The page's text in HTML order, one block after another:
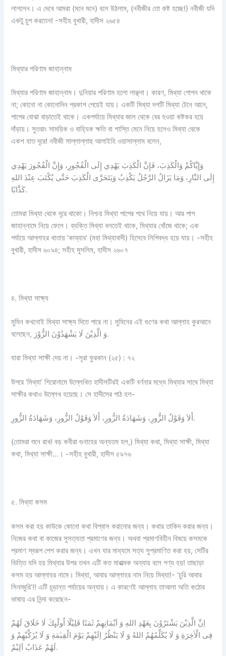
লাগলেন। এ দেখে আমরা (মনে মনে) বলে উঠলাম, (নবীজীর তো কষ্ট হচ্ছে!) নবীজী যদি
একটু চুপ করতেন! -সহীহ বুখারী, হাদীস ২৬৫৪
মিথ্যার পরিণাম জাহান্নাম
মিথ্যার পরিণাম জাহান্নাম। দুনিয়ার পরিণাম হলো লাঞ্ছনা। কারণ, মিথ্যা গোপন থাকে
না; কোনো না কোনোদিন প্রকাশ পেয়েই যায়। একটি মিথ্যা দশটি মিথ্যা টেনে আনে,
পাপের বোঝা বাড়াতেই থাকে। একপর্যায়ে মিথ্যার জাল থেকে বের হওয়া কষ্টকর হয়ে
দাঁড়ায়। সুতরাং সাময়িক ও বাহ্যিক ক্ষতি বা শাস্তি মেনে নিয়ে হলেও মিথ্যা থেকে
একশ হাত দূরে! নবীজী সাল্লাল্লাহু আলাইহি ওয়াসাল্লাম বলেন,
وَإِيَّاكُمْ وَالْكَذِبَ، فَإِنَّ الْكَذِبَ يَهْدِي إِلَى الْفُجُورِ، وَإِنَّ الْفُجُورَ يَهْدِي
إِلَى النَّارِ، وَمَا يَزَالُ الرَّجُلُ يَكْذِبُ وَيَتَحَرَّى الْكَذِبَ حَتَّى يُكْتَبَ عِنْدَ اللهِ
كَذَّابًا.
তোমরা মিথ্যা থেকে দূরে থাকো। নিশ্চয় মিথ্যা পাপের পথে নিয়ে যায়। আর পাপ
জাহান্নামে নিয়ে ফেলে। ব্যক্তি মিথ্যা বলতেই থাকে, মিথ্যার খোঁজে থাকে; এক
পর্যায়ে আল্লাহর খাতায় ‘কায্যাব’ (মহা মিথ্যাবাদী) হিসেবে লিপিবদ্ধ হয়ে যায়। -সহীহ
বুখারী, হাদীস ৬০৯৪; সহীহ মুসলিম, হাদীস ২৬০৭
৪. মিথ্যা সাক্ষ্য
মুমিন কখনোই মিথ্যা সাক্ষ্য দিতে পারে না। মুমিনের এই গুণের কথা আল্লাহ কুরআনে
বলেছেন, وَ الَّذِیْنَ لَا یَشْهَدُوْنَ الزُّوْرَ.
যারা মিথ্যা সাক্ষী দেয় না। -সূরা ফুরকান (২৫) : ৭২
উপরে ‘মিথ্যা’ শিরোনামে উল্লেখিত হাদীসটিরই একটি বর্ণনার মধ্যে মিথ্যার সাথে মিথ্যা
সাক্ষীর কথাও উল্লেখ হয়েছে। সে হাদীসের পাঠ হল-
أَلاَ وَقَوْلُ الزُّورِ، وَشَهَادَةُ الزُّورِ، أَلاَ وَقَوْلُ الزُّورِ، وَشَهَادَةُ الزُّورِ.
(তোমরা শুনে রাখ! বড় কবীরা গুনাহের অন্যতম হল,) মিথ্যা কথা, মিথ্যা সাক্ষী, মিথ্যা
কথা, মিথ্যা সাক্ষী…। -সহীহ বুখারী, হাদীস ৫৯৭৬
৫. মিথ্যা কসম
কসম করা হয় কাউকে কোনো কথা বিশ্বাস করানোর জন্য। কথার তাকিদ করার জন্য।
নিজের কথা বা কাজের সুসত্যতা প্রমাণের জন্য। অথবা প্রমাণবিহীন বিষয়ে কসমকে
প্রমাণ স্বরূপ পেশ করার জন্য। এখন যার মাধ্যমে সত্য সুপ্রমাণিত করা হয়, সেটির
ভিত্তি যদি হয় মিথ্যার উপর তখন এটি কত মারাত্মক অন্যায় বলে গণ্য হয়! তাছাড়া
কসম হয় আল্লাহর নামে। মিথ্যা, আবার আল্লাহর নাম নিয়ে মিথ্যা!- ‘চুরি আবার
সিনাজুরি’!! এটি চূড়ান্ত পর্যায়ের অন্যায়। এ কারণেই আল্লাহ তাআলা অতি কঠোর
ভাষায় এর নিন্দা করেছেন-
اِنَّ الَّذِیْنَ یَشْتَرُوْنَ بِعَهْدِ اللهِ وَ اَیْمَانِهِمْ ثَمَنًا قَلِیْلًا اُولٰٓىِٕكَ لَا خَلَاقَ لَهُمْ
فِی الْاٰخِرَةِ وَ لَا یُكَلِّمُهُمُ اللهُ وَ لَا یَنْظُرُ اِلَیْهِمْ یَوْمَ الْقِیٰمَةِ وَ لَا یُزَكِّیْهِمْ وَ
لَهُمْ عَذَابٌ اَلِیْمٌ.